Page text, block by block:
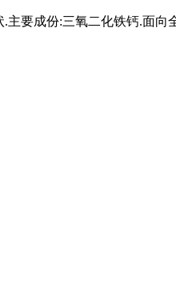
要成份:三氧二化铁钙.面